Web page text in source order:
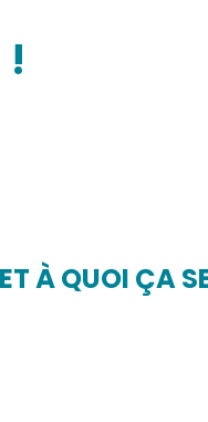
À QUOI ÇA